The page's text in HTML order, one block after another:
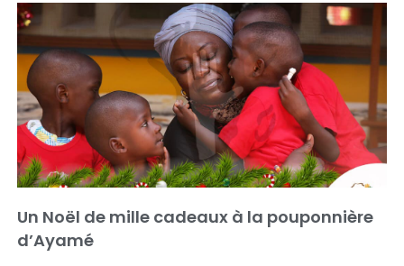
Un Noël de mille cadeaux à la pouponnière
d’Ayamé